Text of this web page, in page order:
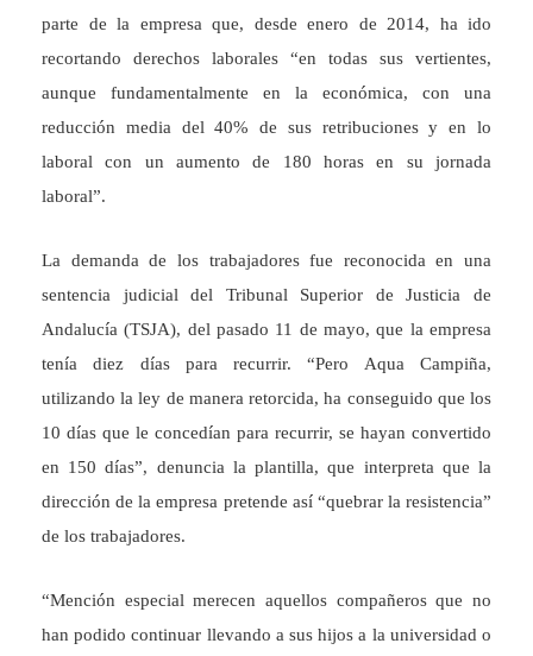
parte de la empresa que, desde enero de 2014, ha ido
recortando derechos laborales “en todas sus vertientes,
aunque fundamentalmente en la económica, con una
reducción media del 40% de sus retribuciones y en lo
laboral con un aumento de 180 horas en su jornada
laboral”.
La demanda de los trabajadores fue reconocida en una
sentencia judicial del Tribunal Superior de Justicia de
Andalucía (TSJA), del pasado 11 de mayo, que la empresa
tenía diez días para recurrir. “Pero Aqua Campiña,
utilizando la ley de manera retorcida, ha conseguido que los
10 días que le concedían para recurrir, se hayan convertido
en 150 días”, denuncia la plantilla, que interpreta que la
dirección de la empresa pretende así “quebrar la resistencia”
de los trabajadores.
“Mención especial merecen aquellos compañeros que no
han podido continuar llevando a sus hijos a la universidad o